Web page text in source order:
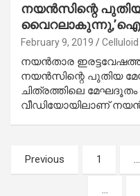
നയന്‍സിന്റെ
February 9, 2019
നയന്‍താര
നയന്‍സിന്റെ പുതിയ
ചിത്രത്തിലെ മേഘദൂതം
വീഡിയോയിലാണ്
Posts
pagination
Previous 1 …
…